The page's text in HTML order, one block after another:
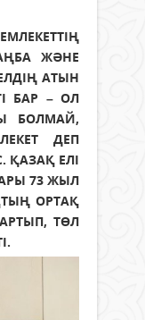
ЖӘНЕ
АТЫН
БАР – ОЛ
БОЛМАЙ,
ДЕП
ҚАЗАҚ ЕЛІ
73 ЖЫЛ
ОРТАҚ
ТӨЛ